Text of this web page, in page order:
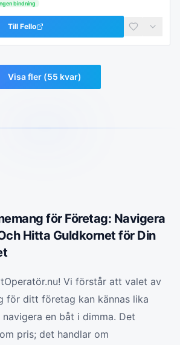
bindning
Till Fello
Visa fler (55 kvar)
för Företag: Navigera
Hitta Guldkornet för Din
Vi förstår att valet av
för ditt företag kan kännas lika
en båt i dimma. Det
pris; det handlar om